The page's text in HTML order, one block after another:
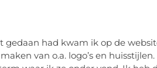
had kwam ik op de
van o.a. logo’s en